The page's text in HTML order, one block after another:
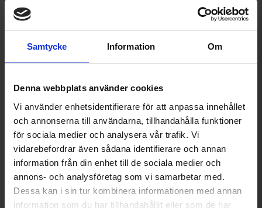
Samtycke Information Om
Denna webbplats använder cookies
Vi använder enhetsidentifierare för att anpassa innehållet
och annonserna till användarna, tillhandahålla funktioner
för sociala medier och analysera vår trafik. Vi
vidarebefordrar även sådana identifierare och annan
information från din enhet till de sociala medier och
annons- och analysföretag som vi samarbetar med.
Dessa kan i sin tur kombinera informationen med annan
information som du har tillhandahållit eller som de har
efternamn
Telefonnummer
E-postadress
Skola och
program/linje